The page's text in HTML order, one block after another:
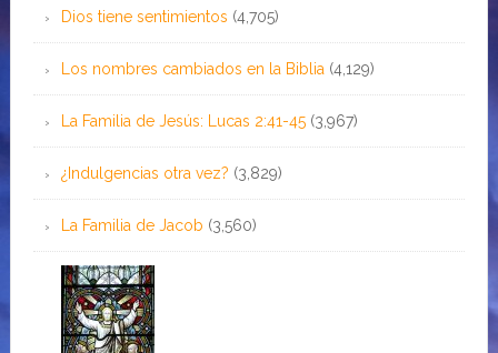
Dios tiene sentimientos (4,705)
Los nombres cambiados en la Biblia (4,129)
La Familia de Jesús: Lucas 2:41-45 (3,967)
¿Indulgencias otra vez? (3,829)
La Familia de Jacob (3,560)